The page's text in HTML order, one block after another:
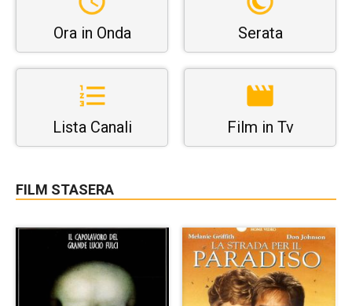
Ora in Onda Serata
Lista Canali Film in Tv
FILM STASERA